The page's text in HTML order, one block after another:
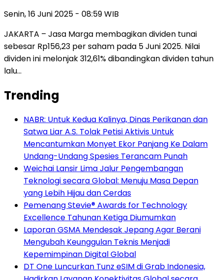
Senin, 16 Juni 2025 - 08:59 WIB
JAKARTA – Jasa Marga membagikan dividen tunai
sebesar Rp156,23 per saham pada 5 Juni 2025. Nilai
dividen ini melonjak 312,61% dibandingkan dividen tahun
lalu…
Trending
NABR: Untuk Kedua Kalinya, Dinas Perikanan dan
Satwa Liar A.S. Tolak Petisi Aktivis Untuk
Mencantumkan Monyet Ekor Panjang Ke Dalam
Undang-Undang Spesies Terancam Punah
Weichai Lansir Lima Jalur Pengembangan
Teknologi secara Global: Menuju Masa Depan
yang Lebih Hijau dan Cerdas
Pemenang Stevie® Awards for Technology
Excellence Tahunan Ketiga Diumumkan
Laporan GSMA Mendesak Jepang Agar Berani
Mengubah Keunggulan Teknis Menjadi
Kepemimpinan Digital Global
DT One Luncurkan Tunz eSIM di Grab Indonesia,